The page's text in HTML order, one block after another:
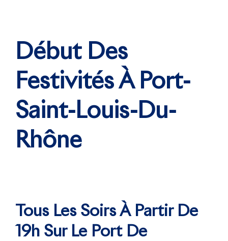
Début Des
Festivités À Port-
Saint-Louis-Du-
Rhône
Tous Les Soirs À Partir De
19h Sur Le Port De